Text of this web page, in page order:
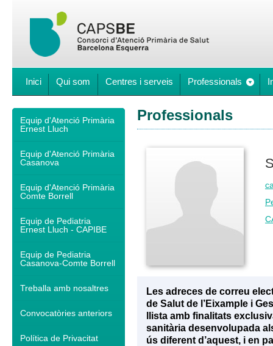
Inici Qui som Centres i serveis Professionals
Equip d'Atenció Primària
Ernest Lluch
Equip d'Atenció Primària
Casanova
Equip d'Atenció Primària
Comte Borrell
Equip de Pediatria
Ernest Lluch - CAPIBE
Equip de Pediatria
Casanova-Comte Borrell
Treballa amb nosaltres
Convocatòries anteriors
Política de Privacitat
Professionals
Les adreces de correu
de Salut de l’Eixample i
llista amb finalitats
sanitària desenvolupada
ús diferent d’aquest, i en